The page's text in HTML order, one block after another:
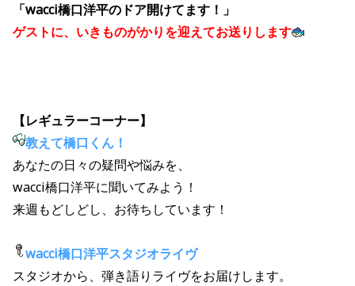
「wacci橋口洋平のドア開けてます！」
ゲストに、いきものがかりを迎えてお送りします
【レギュラーコーナー】
教えて橋口くん！
あなたの日々の疑問や悩みを、
wacci橋口洋平に聞いてみよう！
来週もどしどし、お待ちしています！
wacci橋口洋平スタジオライヴ
スタジオから、弾き語りライヴをお届けします。